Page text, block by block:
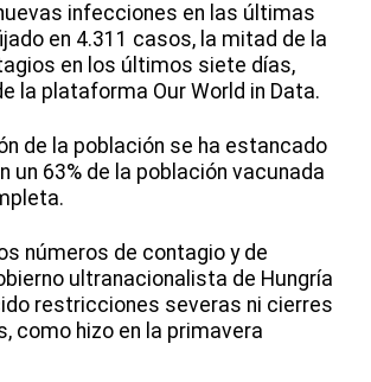
infecciones en las últimas
en 4.311 casos, la mitad de la
en los últimos siete días,
la plataforma Our World in Data.
de la población se ha estancado
un 63% de la población vacunada
números de contagio y de
ultranacionalista de Hungría
restricciones severas ni cierres
como hizo en la primavera